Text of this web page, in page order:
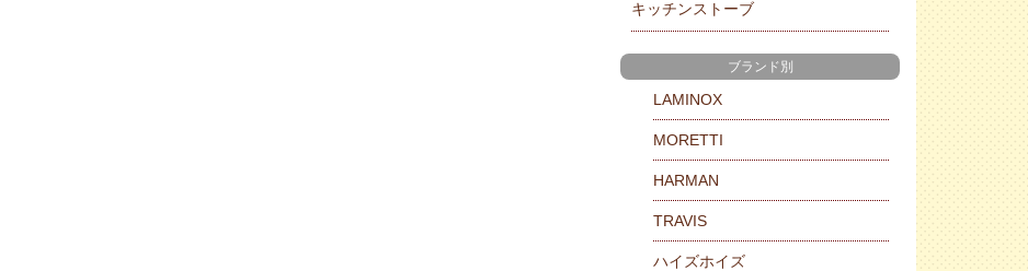
キッチンストーブ
ブランド別
LAMINOX
MORETTI
HARMAN
TRAVIS
ハイズホイズ